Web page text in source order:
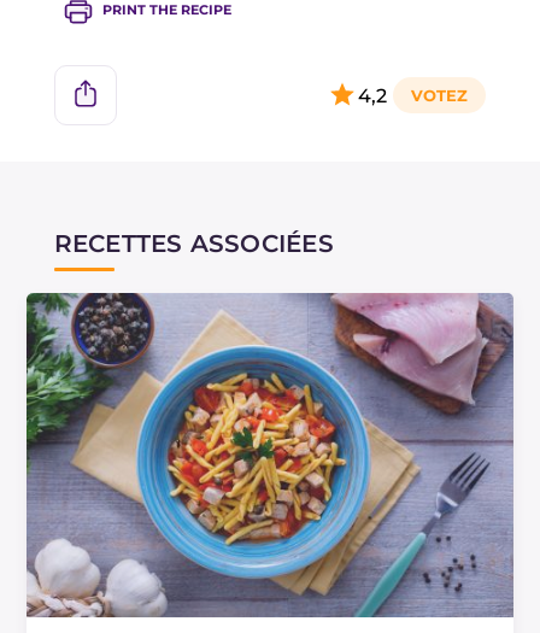
PRINT THE RECIPE
4,2
RECETTES ASSOCIÉES